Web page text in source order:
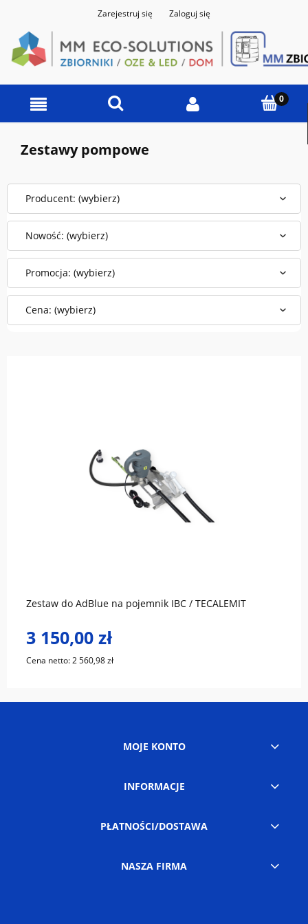
Zarejestruj się Zaloguj się
Zestawy pompowe
Producent: (wybierz)
Cena: (wybierz)
Nowość: (wybierz)
Promocja: (wybierz)
Zestaw do AdBlue na pojemnik IBC / TECALEMIT
3 150,00 zł
Cena netto:2 560,98 zł
MOJE KONTO
INFORMACJE
PŁATNOŚCI/DOSTAWA
NASZA FIRMA